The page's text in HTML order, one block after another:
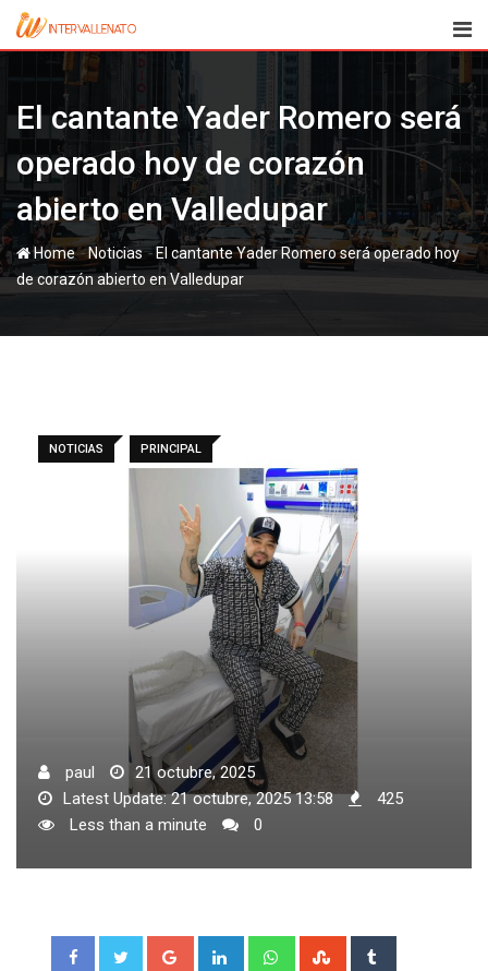
Skip
El cantante Yader Romero será
operado hoy de corazón
abierto en Valledupar
Home-Noticias-El cantante Yader Romero será operado hoy
de corazón abierto en Valledupar
NOTICIAS PRINCIPAL
paul
21 octubre, 2025
Latest Update: 21 octubre, 2025 13:58
425
Less than a minute
0
Google+ LinkedIn WhatsappStumbleUpon